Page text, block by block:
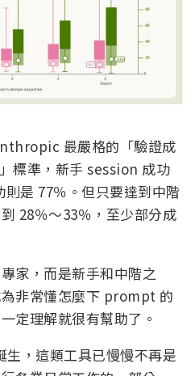
最嚴格的「驗證成
標準，新手 session 成功
是 77％。但只要達到中階
28％～33％，至少部分成
家，而是新手和中階之
非常懂怎麼下 prompt 的
定理解就很有幫助了。
生，這類工具已慢慢不再是